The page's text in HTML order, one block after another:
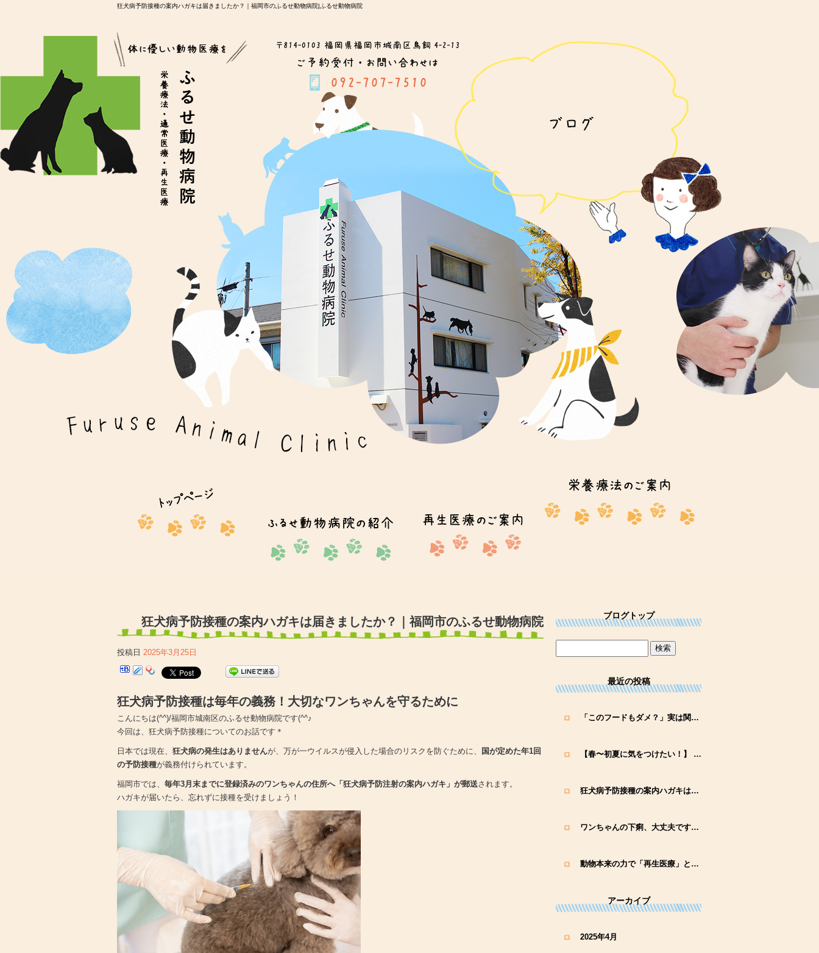
狂犬病予防接種の案内ハガキは届きましたか？｜福岡市のふるせ動物病院|ふるせ動物病院
狂犬病予防接種の案内ハガキは届きましたか？｜福岡市のふるせ動物病院
投稿日 2025年3月25日
狂犬病予防接種は毎年の義務！大切なワンちゃんを守るために
こんにちは(^^)/福岡市城南区のふるせ動物病院です(^^♪
今回は、狂犬病予防接種についてのお話です＊
日本では現在、 狂犬病の発生はありませんが、万が一ウイルスが侵入した場合のリスクを防ぐために、
国が定めた年1回
の予防接種が義務付けられています。
福岡市では、 毎年3月末までに登録済みのワンちゃんの住所へ「狂犬病予防注射の案内ハガキ」が郵送されます。
ハガキが届いたら、忘れずに接種を受けましょう！
ブログトップ
最近の投稿
「このフードもダメ？」実は関係あるかも…｜ ペットのアレルギーと“交差抗原”のお話
【春〜初夏に気をつけたい！】 ワンちゃん・ネコちゃんの花粉症と季節の体調管理
狂犬病予防接種の案内ハガキは届きましたか？｜福岡市のふるせ動物病院
ワンちゃんの下痢、大丈夫ですか？原因と対策を解説｜ふるせ動物病院
動物本来の力で「再生医療」とは？
アーカイブ
2025年4月